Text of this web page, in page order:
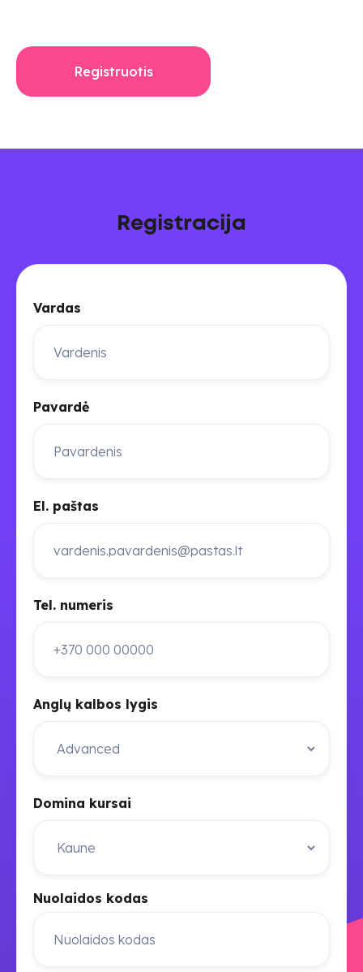
Registruotis
Registracija
Vardas
Pavardė
El. paštas
Tel. numeris
Anglų kalbos lygis
Domina kursai
Nuolaidos kodas